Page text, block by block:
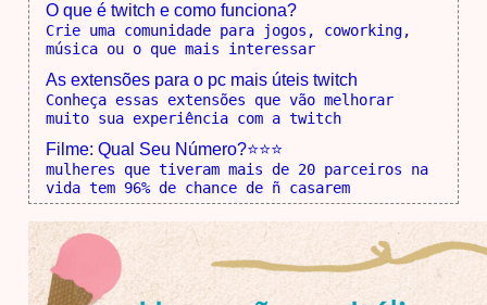
O que é twitch e como funciona?
Crie uma comunidade para jogos, coworking,
música ou o que mais interessar
As extensões para o pc mais úteis twitch
Conheça essas extensões que vão melhorar
muito sua experiência com a twitch
Filme: Qual Seu Número?⭐⭐⭐
mulheres que tiveram mais de 20 parceiros na
vida tem 96% de chance de ñ casarem